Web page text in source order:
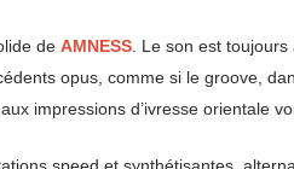
de AMNESS . Le son est
opus, comme si le groove,
impressions d’ivresse orientale